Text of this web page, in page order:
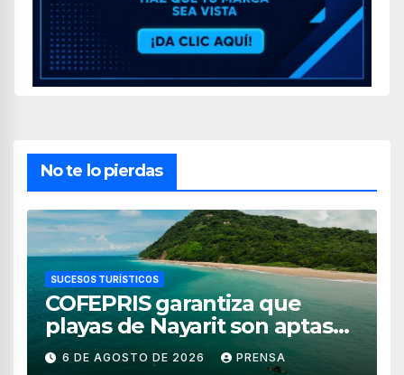
No te lo pierdas
SUCESOS TURÍSTICOS
COFEPRIS garantiza que
playas de Nayarit son aptas
para uso recreativo
6 DE AGOSTO DE 2026 PRENSA